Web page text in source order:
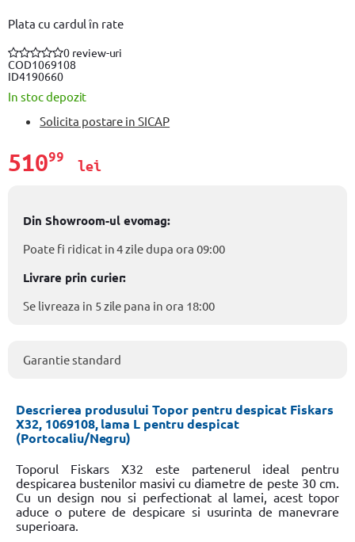
Plata cu cardul în rate
0 review-uri
COD1069108
ID4190660
In stoc depozit
Solicita postare in SICAP
51099
lei
Din Showroom-ul evomag:
Poate fi ridicat in 4 zile dupa ora 09:00
Livrare prin curier:
Se livreaza in 5 zile pana in ora 18:00
Garantie standard
Descrierea produsului Topor pentru despicat Fiskars
X32, 1069108, lama L pentru despicat
(Portocaliu/Negru)
Toporul Fiskars X32 este partenerul ideal pentru
despicarea bustenilor masivi cu diametre de peste 30 cm.
Cu un design nou si perfectionat al lamei, acest topor
aduce o putere de despicare si usurinta de manevrare
superioara.